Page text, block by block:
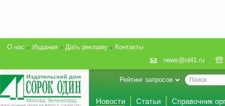
О нас Издания Дать рекламу
Контакты
news@id41.ru
Рейтинг запросов
Новости Статьи
Справочник